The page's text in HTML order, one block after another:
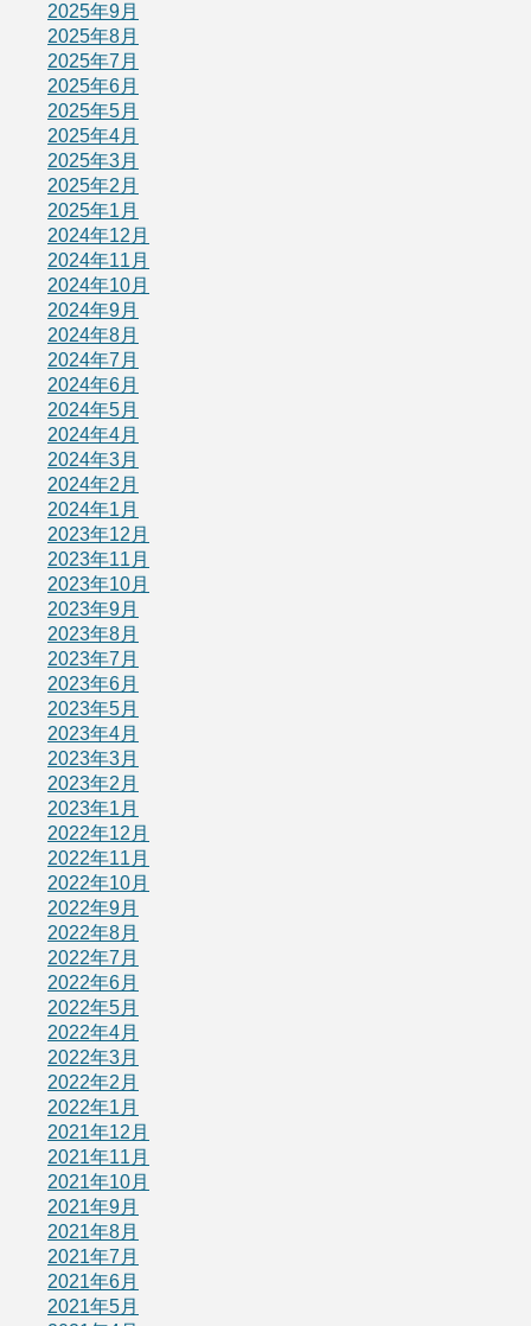
2025年9月
2025年8月
2025年7月
2025年6月
2025年5月
2025年4月
2025年3月
2025年2月
2025年1月
2024年12月
2024年11月
2024年10月
2024年9月
2024年8月
2024年7月
2024年6月
2024年5月
2024年4月
2024年3月
2024年2月
2024年1月
2023年12月
2023年11月
2023年10月
2023年9月
2023年8月
2023年7月
2023年6月
2023年5月
2023年4月
2023年3月
2023年2月
2023年1月
2022年12月
2022年11月
2022年10月
2022年9月
2022年8月
2022年7月
2022年6月
2022年5月
2022年4月
2022年3月
2022年2月
2022年1月
2021年12月
2021年11月
2021年10月
2021年9月
2021年8月
2021年7月
2021年6月
2021年5月